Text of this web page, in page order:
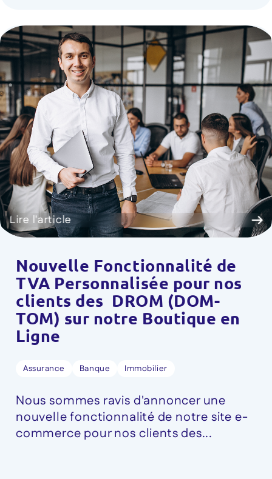
Lire l'article
Nouvelle Fonctionnalité de
TVA Personnalisée pour nos
clients des DROM (DOM-
TOM) sur notre Boutique en
Ligne
Assurance Banque Immobilier
Nous sommes ravis d'annoncer une
nouvelle fonctionnalité de notre site e-
commerce pour nos clients des...